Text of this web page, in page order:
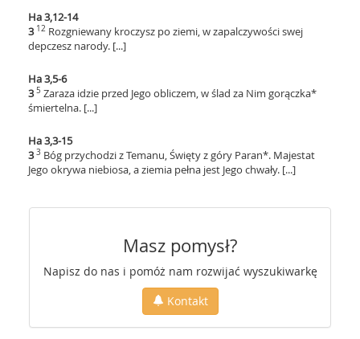
Ha 3,12-14
3 12 Rozgniewany kroczysz po ziemi, w zapalczywości swej
depczesz narody. [...]
Ha 3,5-6
3 5 Zaraza idzie przed Jego obliczem, w ślad za Nim gorączka*
śmiertelna. [...]
Ha 3,3-15
3 3 Bóg przychodzi z Temanu, Święty z góry Paran*. Majestat
Jego okrywa niebiosa, a ziemia pełna jest Jego chwały. [...]
Masz pomysł?
Napisz do nas i pomóż nam rozwijać wyszukiwarkę
Kontakt